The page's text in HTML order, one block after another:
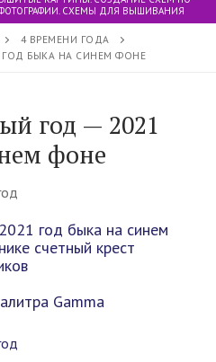
СХЕМЫ ДЛЯ ВЫШИВАНИЯ
4 ВРЕМЕНИ ГОДА
БЫКА НА СИНЕМ ФОНЕ
год — 2021
фоне
год быка на синем
счетный крест
Gamma